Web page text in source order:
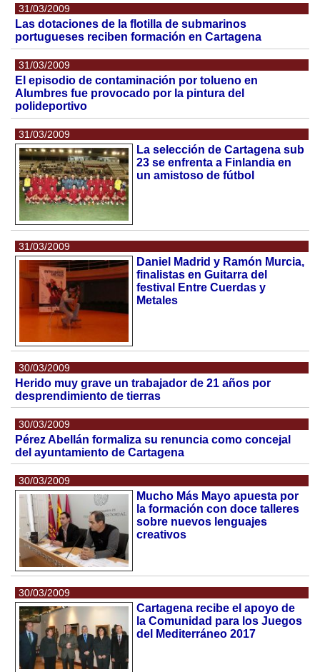
31/03/2009
Las dotaciones de la flotilla de submarinos
portugueses reciben formación en Cartagena
31/03/2009
El episodio de contaminación por tolueno en
Alumbres fue provocado por la pintura del
polideportivo
31/03/2009
La selección de Cartagena sub
23 se enfrenta a Finlandia en
un amistoso de fútbol
31/03/2009
Daniel Madrid y Ramón Murcia,
finalistas en Guitarra del
festival Entre Cuerdas y
Metales
30/03/2009
Herido muy grave un trabajador de 21 años por
desprendimiento de tierras
30/03/2009
Pérez Abellán formaliza su renuncia como concejal
del ayuntamiento de Cartagena
30/03/2009
Mucho Más Mayo apuesta por
la formación con doce talleres
sobre nuevos lenguajes
creativos
30/03/2009
Cartagena recibe el apoyo de
la Comunidad para los Juegos
del Mediterráneo 2017